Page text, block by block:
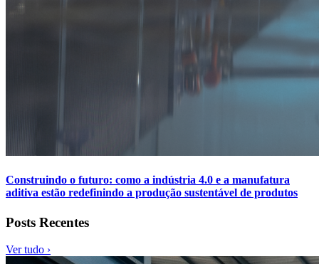
Construindo o futuro: como a indústria 4.0 e a manufatura
aditiva estão redefinindo a produção sustentável de produtos
Posts Recentes
Ver tudo ›